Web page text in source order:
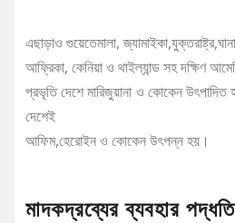
এছাড়াও গুয়েতেমালা,
আফ্রিকা, কেনিয়া ও থাইল্যান্ড সহ দক্ষিণ
প্রভৃতি দেশে মারিজুয়ানা ও কোকেন
দেশেই
আফিম,হেরোইন ও কোকেন উৎপন্ন হয়।
মাদকদ্রব্যের ব্যবহার পদ্ধতি